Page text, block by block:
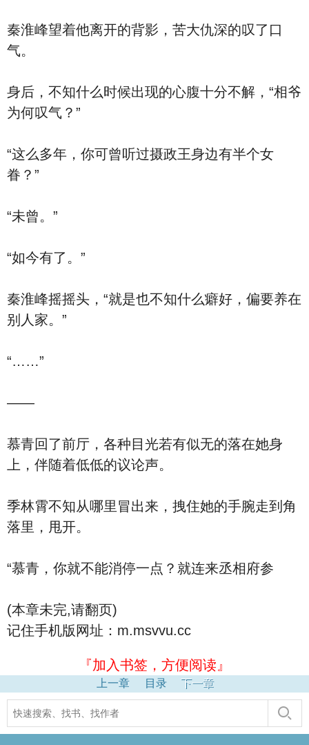
秦淮峰望着他离开的背影，苦大仇深的叹了口
气。
身后，不知什么时候出现的心腹十分不解，“相爷
为何叹气？”
“这么多年，你可曾听过摄政王身边有半个女
眷？”
“未曾。”
“如今有了。”
秦淮峰摇摇头，“就是也不知什么癖好，偏要养在
别人家。”
“……”
——
慕青回了前厅，各种目光若有似无的落在她身
上，伴随着低低的议论声。
季林霄不知从哪里冒出来，拽住她的手腕走到角
落里，甩开。
“慕青，你就不能消停一点？就连来丞相府参
(本章未完,请翻页)
记住手机版网址：m.msvvu.cc
『加入书签，方便阅读』
上一章 目录 下一章